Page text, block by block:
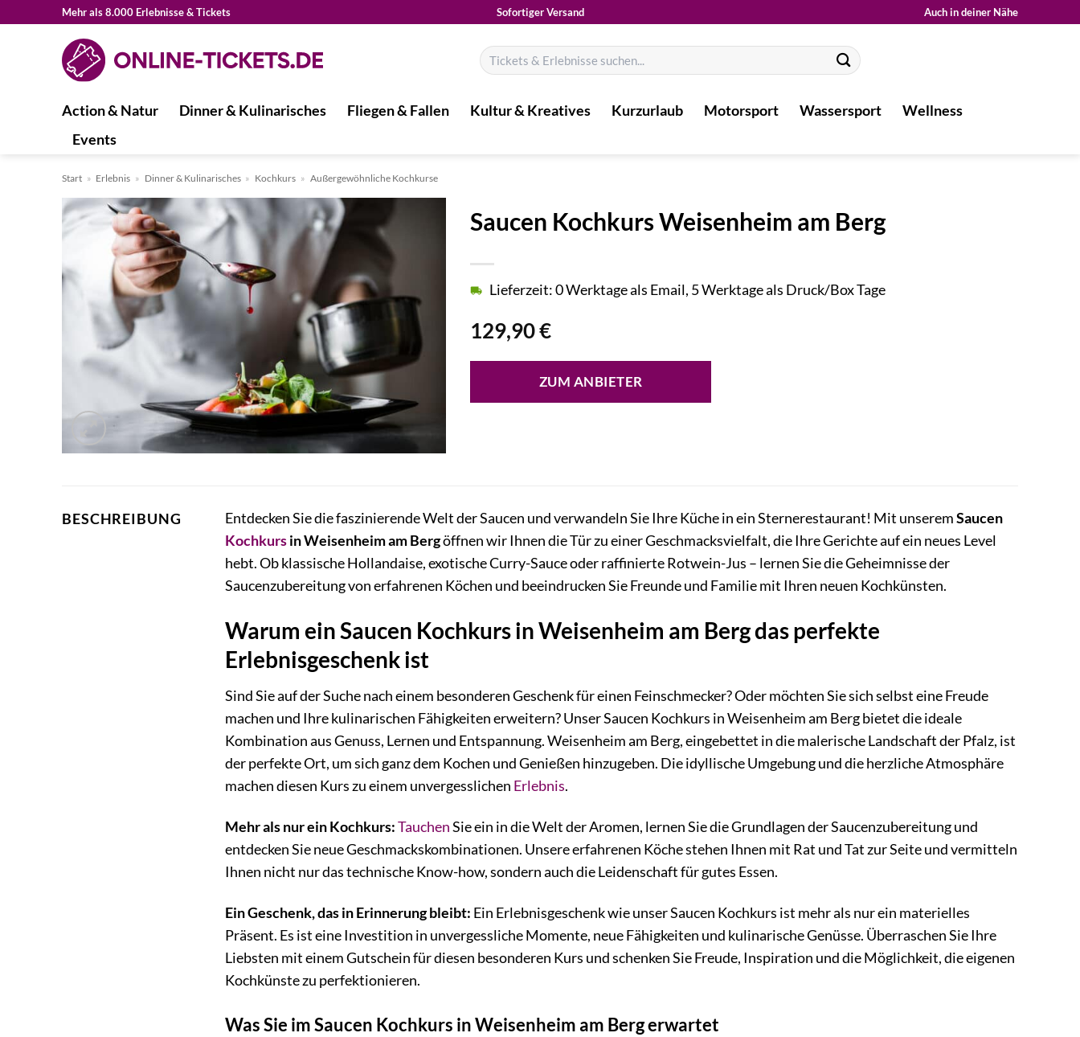
Mehr als 8.000 Erlebnisse & Tickets Sofortiger Versand Auch in deiner Nähe
Suchen
nach:
Action & Natur Dinner & Kulinarisches Fliegen & Fallen Kultur & Kreatives Kurzurlaub Motorsport Wassersport
Wellness
Events
Start » Erlebnis » Dinner & Kulinarisches » Kochkurs » Außergewöhnliche Kochkurse
Saucen Kochkurs Weisenheim am Berg
129,90€
Lieferzeit: 0 Werktage als Email, 5 Werktage als Druck/Box Tage
ZUM ANBIETER
BESCHREIBUNG Entdecken Sie die faszinierende Welt der Saucen und verwandeln Sie Ihre Küche in ein Sternerestaurant! Mit unseremSaucen
Kochkursin Weisenheim am Bergöffnen wir Ihnen die Tür zu einer Geschmacksvielfalt, die Ihre Gerichte auf ein neues Level
hebt. Ob klassische Hollandaise, exotische Curry-Sauce oder raffinierte Rotwein-Jus – lernen Sie die Geheimnisse der
Saucenzubereitung von erfahrenen Köchen und beeindrucken Sie Freunde und Familie mit Ihren neuen Kochkünsten.
Warum ein Saucen Kochkurs in Weisenheim am Berg das perfekte
Erlebnisgeschenk ist
Sind Sie auf der Suche nach einem besonderen Geschenk für einen Feinschmecker? Oder möchten Sie sich selbst eine Freude
machen und Ihre kulinarischen Fähigkeiten erweitern? Unser Saucen Kochkurs in Weisenheim am Berg bietet die ideale
Kombination aus Genuss, Lernen und Entspannung. Weisenheim am Berg, eingebettet in die malerische Landschaft der Pfalz, ist
der perfekte Ort, um sich ganz dem Kochen und Genießen hinzugeben. Die idyllische Umgebung und die herzliche Atmosphäre
machen diesen Kurs zu einem unvergesslichen Erlebnis.
Mehr als nur ein Kochkurs: TauchenSie ein in die Welt der Aromen, lernen Sie die Grundlagen der Saucenzubereitung und
entdecken Sie neue Geschmackskombinationen. Unsere erfahrenen Köche stehen Ihnen mit Rat und Tat zur Seite und vermitteln
Ihnen nicht nur das technische Know-how, sondern auch die Leidenschaft für gutes Essen.
Ein Geschenk, das in Erinnerung bleibt: Ein Erlebnisgeschenk wie unser Saucen Kochkurs ist mehr als nur ein materielles
Präsent. Es ist eine Investition in unvergessliche Momente, neue Fähigkeiten und kulinarische Genüsse. Überraschen Sie Ihre
Liebsten mit einem Gutschein für diesen besonderen Kurs und schenken Sie Freude, Inspiration und die Möglichkeit, die eigenen
Kochkünste zu perfektionieren.
Was Sie im Saucen Kochkurs in Weisenheim am Berg erwartet